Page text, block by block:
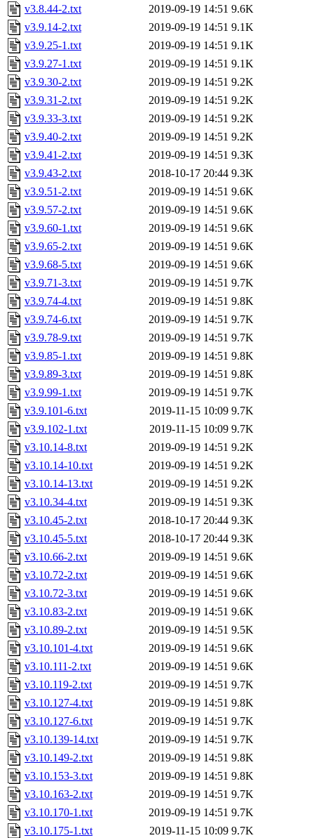
v3.8.44-2.txt
2019-09-19 14:51 9.6K
v3.9.14-2.txt
2019-09-19 14:51 9.1K
v3.9.25-1.txt
2019-09-19 14:51 9.1K
v3.9.27-1.txt
2019-09-19 14:51 9.1K
v3.9.30-2.txt
2019-09-19 14:51 9.2K
v3.9.31-2.txt
2019-09-19 14:51 9.2K
v3.9.33-3.txt
2019-09-19 14:51 9.2K
v3.9.40-2.txt
2019-09-19 14:51 9.2K
v3.9.41-2.txt
2019-09-19 14:51 9.3K
v3.9.43-2.txt
2018-10-17 20:44 9.3K
v3.9.51-2.txt
2019-09-19 14:51 9.6K
v3.9.57-2.txt
2019-09-19 14:51 9.6K
v3.9.60-1.txt
2019-09-19 14:51 9.6K
v3.9.65-2.txt
2019-09-19 14:51 9.6K
v3.9.68-5.txt
2019-09-19 14:51 9.6K
v3.9.71-3.txt
2019-09-19 14:51 9.7K
v3.9.74-4.txt
2019-09-19 14:51 9.8K
v3.9.74-6.txt
2019-09-19 14:51 9.7K
v3.9.78-9.txt
2019-09-19 14:51 9.7K
v3.9.85-1.txt
2019-09-19 14:51 9.8K
v3.9.89-3.txt
2019-09-19 14:51 9.8K
v3.9.99-1.txt
2019-09-19 14:51 9.7K
v3.9.101-6.txt
2019-11-15 10:09 9.7K
v3.9.102-1.txt
2019-11-15 10:09 9.7K
v3.10.14-8.txt
2019-09-19 14:51 9.2K
v3.10.14-10.txt
2019-09-19 14:51 9.2K
v3.10.14-13.txt
2019-09-19 14:51 9.2K
v3.10.34-4.txt
2019-09-19 14:51 9.3K
v3.10.45-2.txt
2018-10-17 20:44 9.3K
v3.10.45-5.txt
2018-10-17 20:44 9.3K
v3.10.66-2.txt
2019-09-19 14:51 9.6K
v3.10.72-2.txt
2019-09-19 14:51 9.6K
v3.10.72-3.txt
2019-09-19 14:51 9.6K
v3.10.83-2.txt
2019-09-19 14:51 9.6K
v3.10.89-2.txt
2019-09-19 14:51 9.5K
v3.10.101-4.txt
2019-09-19 14:51 9.6K
v3.10.111-2.txt
2019-09-19 14:51 9.6K
v3.10.119-2.txt
2019-09-19 14:51 9.7K
v3.10.127-4.txt
2019-09-19 14:51 9.8K
v3.10.127-6.txt
2019-09-19 14:51 9.7K
v3.10.139-14.txt
2019-09-19 14:51 9.7K
v3.10.149-2.txt
2019-09-19 14:51 9.8K
v3.10.153-3.txt
2019-09-19 14:51 9.8K
v3.10.163-2.txt
2019-09-19 14:51 9.7K
v3.10.170-1.txt
2019-09-19 14:51 9.7K
v3.10.175-1.txt
2019-11-15 10:09 9.7K